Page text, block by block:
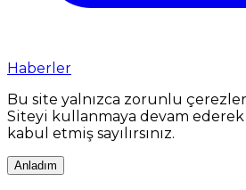
Haberler
Bu site yalnızca zorunlu
Siteyi kullanmaya devam ederek
kabul etmiş sayılırsınız.
Anladım